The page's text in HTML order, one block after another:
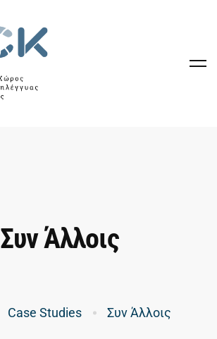
Συν Άλλοις
Case Studies Συν Άλλοις